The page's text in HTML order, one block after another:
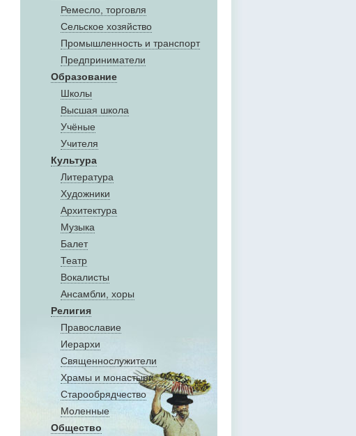
Ремесло, торговля
Сельское хозяйство
Промышленность и транспорт
Предприниматели
Образование
Школы
Высшая школа
Учёные
Учителя
Культура
Литература
Художники
Aрхитектура
Музыка
Балет
Театр
Вокалисты
Aнсамбли, хоры
Религия
Православие
Иерархи
Священнослужители
Храмы и монастыри
Старообрядчество
Моленные
Общество